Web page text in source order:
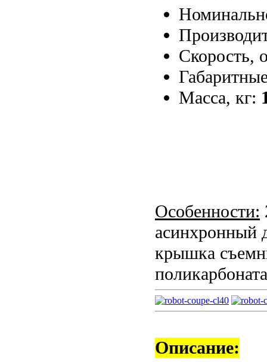
Скорость,
Масса, кг:
Особенности:
асинхронный
крышка
Описание: